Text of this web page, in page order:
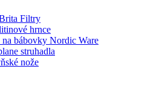
Filtry
hrnce
bábovky Nordic Ware
struhadla
nože